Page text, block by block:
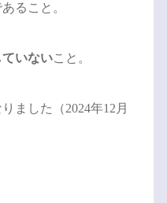
ること。
いないこと。
ました（2024年12月